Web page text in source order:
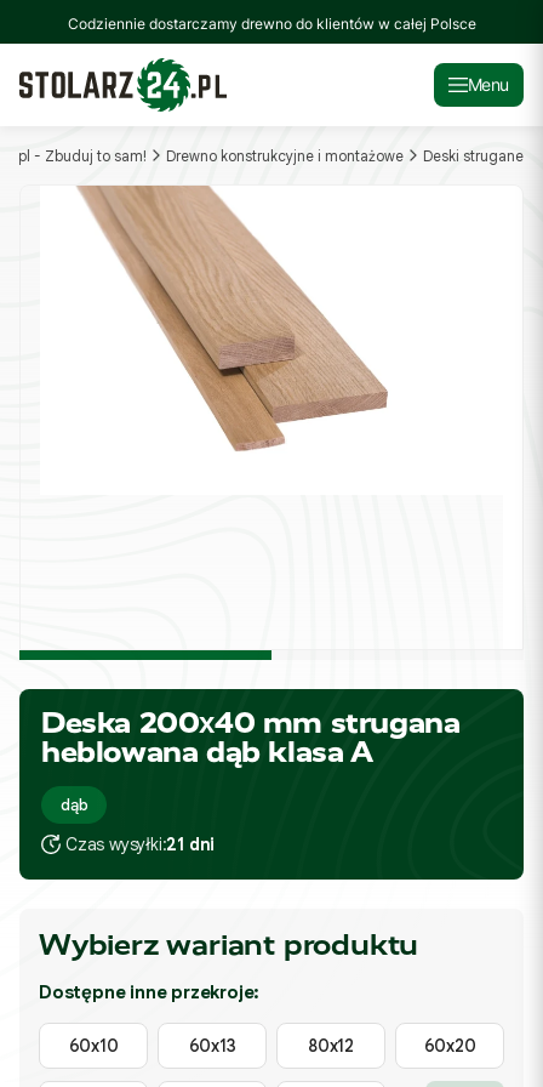
Codziennie dostarczamy drewno do klientów w całej Polsce
Menu
- Zbuduj to sam! Drewno konstrukcyjne i montażowe Deski strugane
Deska 200x40 mm strugana
heblowana dąb klasa A
dąb
Czas wysyłki:21 dni
Wybierz wariant produktu
Dostępne inne przekroje:
60x10 60x13 80x12 60x20